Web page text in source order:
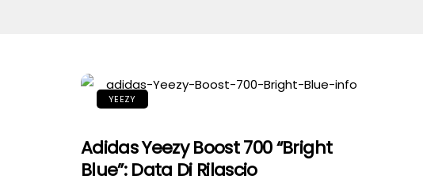
YEEZY
Adidas Yeezy Boost 700 “Bright
Blue”: Data Di Rilascio